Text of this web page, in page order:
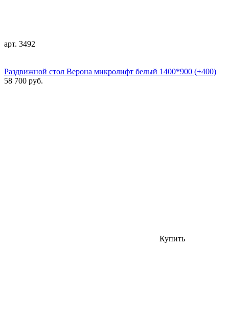
арт. 3492
Раздвижной стол Верона микролифт белый 1400*900 (+400)
58 700 руб.
Купить